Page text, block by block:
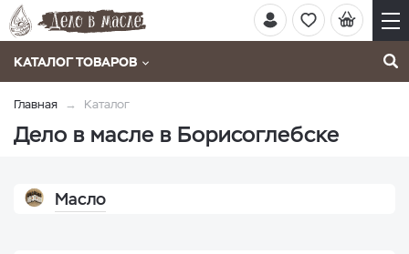
КАТАЛОГ ТОВАРОВ
Главная Каталог
Дело в масле в Борисоглебске
Масло